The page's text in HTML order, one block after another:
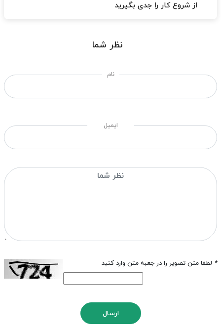
از شروع کار را جدی بگیرید
نظر شما
نام
ایمیل
* لطفا متن تصویر را در جعبه متن وارد کنید
ارسال